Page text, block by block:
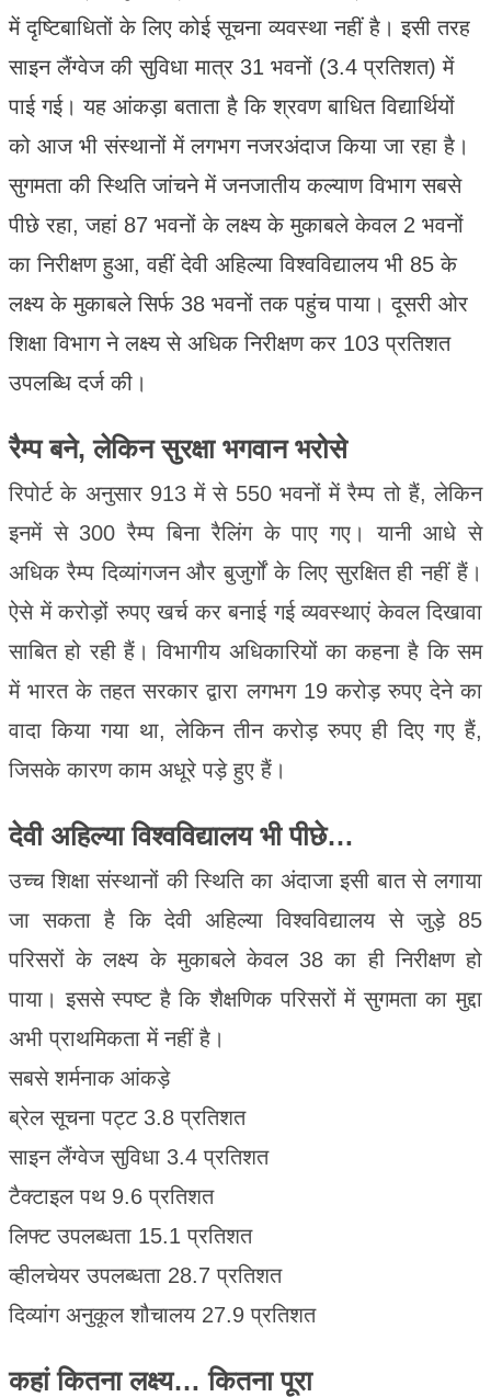
में दृष्टिबाधितों के लिए कोई सूचना व्यवस्था नहीं है। इसी तरह
साइन लैंग्वेज की सुविधा मात्र 31 भवनों (3.4 प्रतिशत) में
पाई गई। यह आंकड़ा बताता है कि श्रवण बाधित विद्यार्थियों
को आज भी संस्थानों में लगभग नजरअंदाज किया जा रहा है।
सुगमता की स्थिति जांचने में जनजातीय कल्याण विभाग सबसे
पीछे रहा, जहां 87 भवनों के लक्ष्य के मुकाबले केवल 2 भवनों
का निरीक्षण हुआ, वहीं देवी अहिल्या विश्वविद्यालय भी 85 के
लक्ष्य के मुकाबले सिर्फ 38 भवनों तक पहुंच पाया। दूसरी ओर
शिक्षा विभाग ने लक्ष्य से अधिक निरीक्षण कर 103 प्रतिशत
उपलब्धि दर्ज की।
रैम्प बने, लेकिन सुरक्षा भगवान भरोसे
रिपोर्ट के अनुसार 913 में से 550 भवनों में रैम्प तो हैं, लेकिन
इनमें से 300 रैम्प बिना रैलिंग के पाए गए। यानी आधे से
अधिक रैम्प दिव्यांगजन और बुजुर्गों के लिए सुरक्षित ही नहीं हैं।
ऐसे में करोड़ों रुपए खर्च कर बनाई गई व्यवस्थाएं केवल दिखावा
साबित हो रही हैं। विभागीय अधिकारियों का कहना है कि सम
में भारत के तहत सरकार द्वारा लगभग 19 करोड़ रुपए देने का
वादा किया गया था, लेकिन तीन करोड़ रुपए ही दिए गए हैं,
जिसके कारण काम अधूरे पड़े हुए हैं।
देवी अहिल्या विश्वविद्यालय भी पीछे…
उच्च शिक्षा संस्थानों की स्थिति का अंदाजा इसी बात से लगाया
जा सकता है कि देवी अहिल्या विश्वविद्यालय से जुड़े 85
परिसरों के लक्ष्य के मुकाबले केवल 38 का ही निरीक्षण हो
पाया। इससे स्पष्ट है कि शैक्षणिक परिसरों में सुगमता का मुद्दा
अभी प्राथमिकता में नहीं है।
सबसे शर्मनाक आंकड़े
ब्रेल सूचना पट्ट 3.8 प्रतिशत
साइन लैंग्वेज सुविधा 3.4 प्रतिशत
टैक्टाइल पथ 9.6 प्रतिशत
लिफ्ट उपलब्धता 15.1 प्रतिशत
व्हीलचेयर उपलब्धता 28.7 प्रतिशत
दिव्यांग अनुकूल शौचालय 27.9 प्रतिशत
कहां कितना लक्ष्य… कितना पूरा